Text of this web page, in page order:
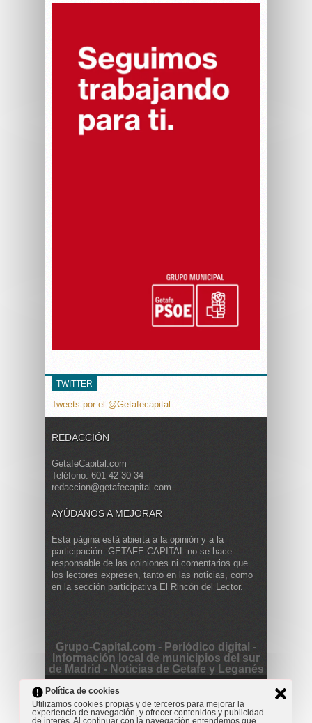
TWITTER
Tweets por el @Getafecapital.
REDACCIÓN
GetafeCapital.com
Teléfono: 601 42 30 34
redaccion@getafecapital.com
AYÚDANOS A MEJORAR
Esta página está abierta a la opinión y a la
participación. GETAFE CAPITAL no se hace
responsable de las opiniones ni comentarios que
los lectores expresen, tanto en las noticias, como
en la sección participativa El Rincón del Lector.
Grupo-Capital.com - Periódico digital -
Información local de municipios del sur
de Madrid - Noticias de Getafe y Leganés
Copyright © 2013 Getafe Capital. Powered by
Project
Opinión Actualidad Cultura Deportes Entrevista
Política de cookies
Utilizamos cookies propias y de terceros para mejorar la
experiencia de navegación, y ofrecer contenidos y publicidad
de interés. Al continuar con la navegación entendemos que